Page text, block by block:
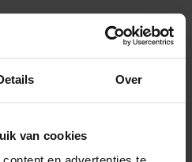
Over
van cookies